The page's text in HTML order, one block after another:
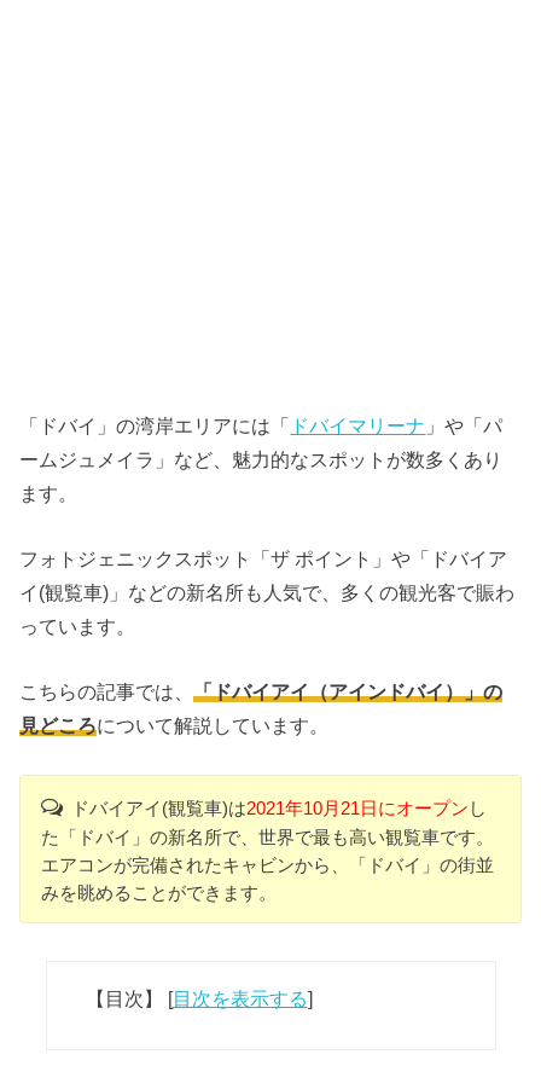
「ドバイ」の湾岸エリアには「 ドバイマリーナ 」や「パ
ームジュメイラ」など、魅力的なスポットが数多くあり
ます。
フォトジェニックスポット「ザ ポイント」や「ドバイア
イ(観覧車)」などの新名所も人気で、多くの観光客で賑わ
っています。
こちらの記事では、「ドバイアイ（アインドバイ）」の
見どころについて解説しています。
ドバイアイ(観覧車)は2021年10月21日にオープン し
た「ドバイ」の新名所で、世界で最も高い観覧車です。
エアコンが完備されたキャビンから、「ドバイ」の街並
みを眺めることができます。
【目次】 [目次を表示する]